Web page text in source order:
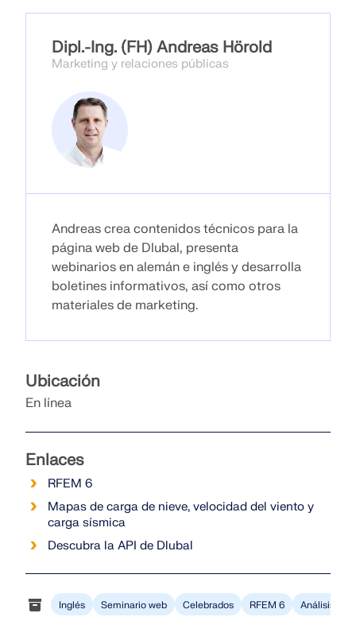
ZONAS DE CARGA
Productos anteriores
Dipl.-Ing. (FH) Andreas Hörold
Marketing y relaciones públicas
Andreas crea contenidos técnicos para la
página web de Dlubal, presenta
webinarios en alemán e inglés y desarrolla
boletines informativos, así como otros
materiales de marketing.
Ubicación
En línea
Enlaces
RFEM 6
Mapas de carga de nieve, velocidad del viento y
carga sísmica
Descubra la API de Dlubal
Inglés Seminario web Celebrados RFEM 6 Análisis y